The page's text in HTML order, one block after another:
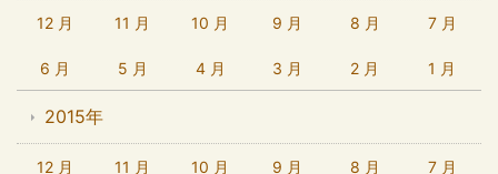
12 月 11 月 10 月 9 月 8 月 7 月
6 月 5 月 4 月 3 月 2 月 1 月
2015年
12 月 11 月 10 月 9 月 8 月 7 月